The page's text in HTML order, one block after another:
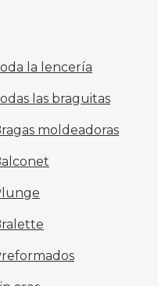
la lencería
las braguitas
moldeadoras